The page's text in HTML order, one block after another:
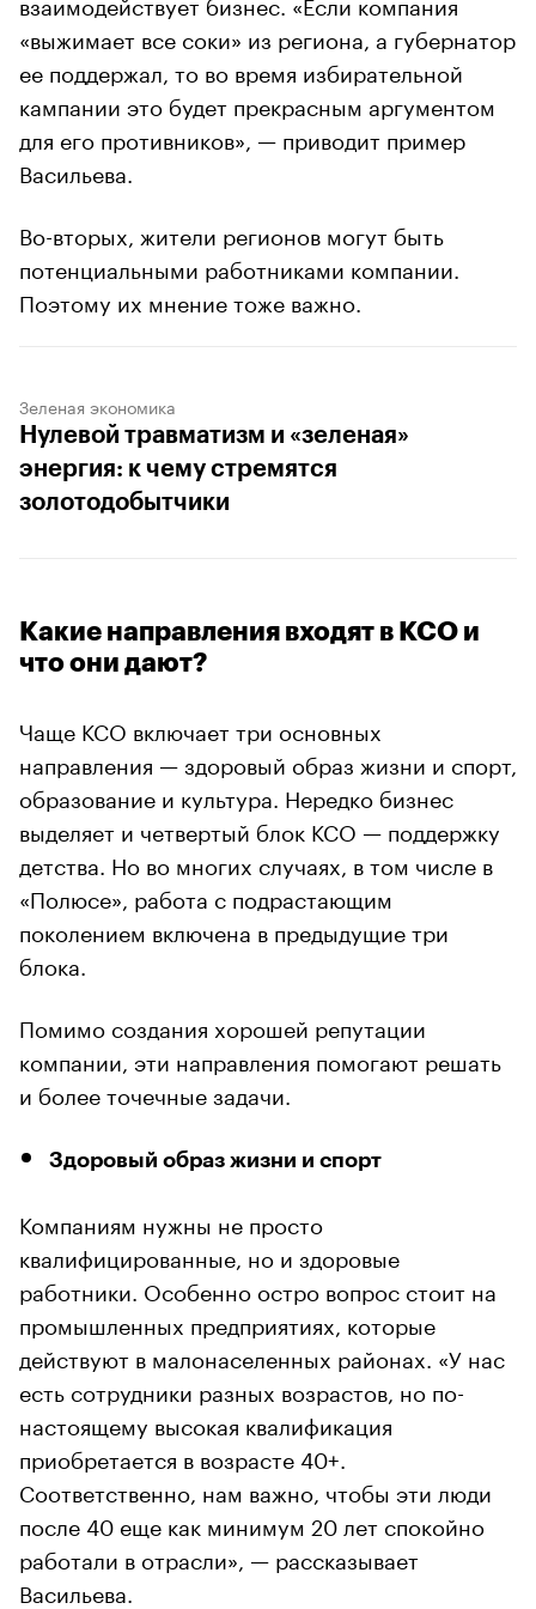
«выжимает все соки» из региона, а губернатор
ее поддержал, то во время избирательной
кампании это будет прекрасным аргументом
для его противников», — приводит пример
Васильева.
Во-вторых, жители регионов могут быть
потенциальными работниками компании.
Поэтому их мнение тоже важно.
Зеленая экономика
Нулевой травматизм и «зеленая»
энергия: к чему стремятся
золотодобытчики
Какие направления входят в КСО и
что они дают?
Чаще КСО включает три основных
направления — здоровый образ жизни и спорт,
образование и культура. Нередко бизнес
выделяет и четвертый блок КСО — поддержку
детства. Но во многих случаях, в том числе в
«Полюсе», работа с подрастающим
поколением включена в предыдущие три
блока.
Помимо создания хорошей репутации
компании, эти направления помогают решать
и более точечные задачи.
Здоровый образ жизни и спорт
Компаниям нужны не просто
квалифицированные, но и здоровые
работники. Особенно остро вопрос стоит на
промышленных предприятиях, которые
действуют в малонаселенных районах. «У нас
есть сотрудники разных возрастов, но по-
настоящему высокая квалификация
приобретается в возрасте 40+.
Соответственно, нам важно, чтобы эти люди
после 40 еще как минимум 20 лет спокойно
работали в отрасли», — рассказывает
Васильева.